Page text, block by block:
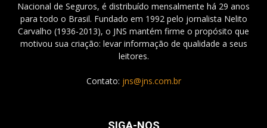
Nacional de Seguros, é distribuído mensalmente há 29 anos
para todo o Brasil. Fundado em 1992 pelo jornalista Nelito
Carvalho (1936-2013), o JNS mantém firme o propósito que
motivou sua criação: levar informação de qualidade a seus
leitores.
Contato: jns@jns.com.br
SIGA-NOS